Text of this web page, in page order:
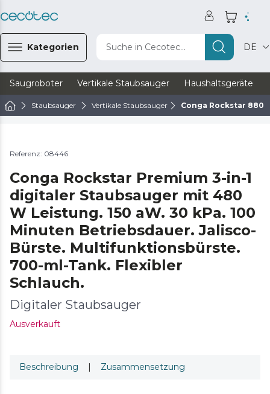
Kategorien Suche in Cecotec... DE
Saugroboter Vertikale Staubsauger Haushaltsgeräte
Staubsauger Vertikale Staubsauger Conga Rockstar 880
Referenz: 08446
Conga Rockstar Premium 3-in-1
digitaler Staubsauger mit 480
W Leistung. 150 aW. 30 kPa. 100
Minuten Betriebsdauer. Jalisco-
Bürste. Multifunktionsbürste.
700-ml-Tank. Flexibler
Schlauch.
Digitaler Staubsauger
Ausverkauft
Beschreibung | Zusammensetzung